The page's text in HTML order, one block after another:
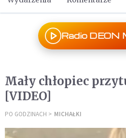
Radio DEON
Mały chłopiec
[VIDEO]
PO GODZINACH MICHAŁKI